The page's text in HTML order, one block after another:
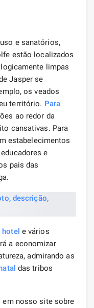
e sanatórios,
estão localizados
limpas
Jasper se
os veados
território. Para
ao redor da
cansativas. Para
estabelecimentos
e
pais das
hotel e vários
a economizar
admirando as
das tribos
em nosso site sobre